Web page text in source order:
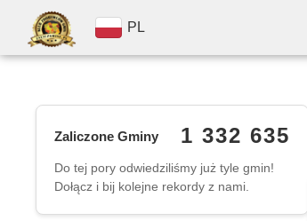
PL
Zaliczone Gminy 1 332 635
Do tej pory odwiedziliśmy już tyle gmin!
Dołącz i bij kolejne rekordy z nami.